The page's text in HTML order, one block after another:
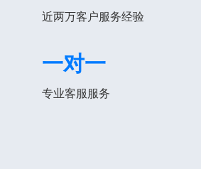
近两万客户服务经验
一对一
专业客服服务